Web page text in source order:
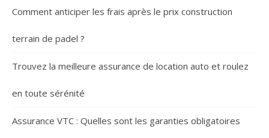
Comment anticiper les frais après le prix construction
terrain de padel ?
Trouvez la meilleure assurance de location auto et roulez
en toute sérénité
Assurance VTC : Quelles sont les garanties obligatoires